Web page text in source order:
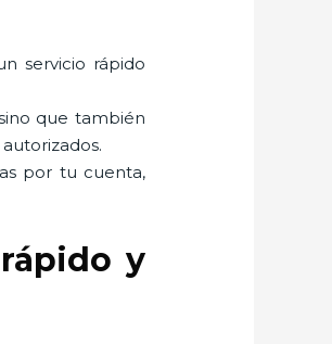
servicio rápido
que también
por tu cuenta,
y